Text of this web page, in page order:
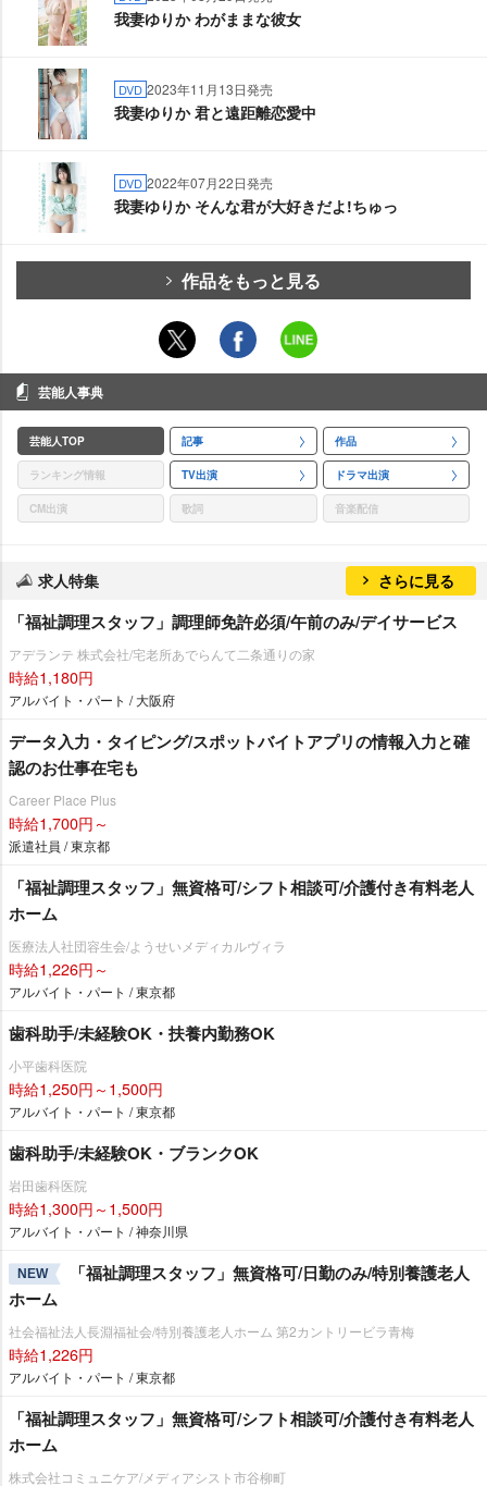
我妻ゆりか わがままな彼女
DVD 2023年11月13日発売
我妻ゆりか 君と遠距離恋愛中
DVD 2022年07月22日発売
我妻ゆりか そんな君が大好きだよ!ちゅっ
作品をもっと見る
芸能人事典
芸能人TOP 記事 作品
ランキング情報 TV出演 ドラマ出演
CM出演 歌詞 音楽配信
求人特集 さらに見る
「福祉調理スタッフ」調理師免許必須/午前のみ/デイサービス
アデランテ 株式会社/宅老所あでらんて二条通りの家
時給1,180円
アルバイト・パート / 大阪府
データ入力・タイピング/スポットバイトアプリの情報入力と確
認のお仕事在宅も
Career Place Plus
時給1,700円～
派遣社員 / 東京都
「福祉調理スタッフ」無資格可/シフト相談可/介護付き有料老人
ホーム
医療法人社団容生会/ようせいメディカルヴィラ
時給1,226円～
アルバイト・パート / 東京都
歯科助手/未経験OK・扶養内勤務OK
小平歯科医院
時給1,250円～1,500円
アルバイト・パート / 東京都
歯科助手/未経験OK・ブランクOK
田歯科医院
時給1,300円～1,500円
アルバイト・パート / 神奈川県
NEW
「福祉調理スタッフ」無資格可/日勤のみ/特別養護老人
ホーム
社会福祉法人長淵福祉会/特別養護老人ホーム 第2カントリービラ青梅
時給1,226円
アルバイト・パート / 東京都
「福祉調理スタッフ」無資格可/シフト相談可/介護付き有料老人
ホーム
株式会社コミュニケア/メディアシスト市谷柳町